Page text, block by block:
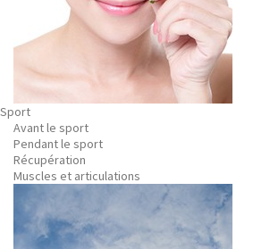
Sport
Avant le sport
Pendant le sport
Récupération
Muscles et articulations